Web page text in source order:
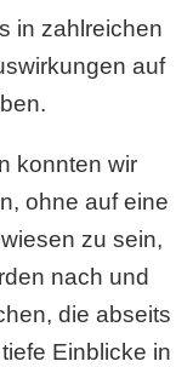
in zahlreichen
auf
konnten wir
ohne auf eine
zu sein,
nach und
die abseits
Einblicke in